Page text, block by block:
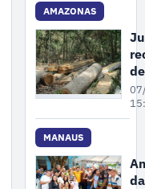
à
AMAZONAS
MANAUS
da